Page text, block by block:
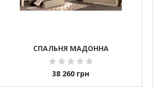
СПАЛЬНЯ МАДОННА
38 260 грн